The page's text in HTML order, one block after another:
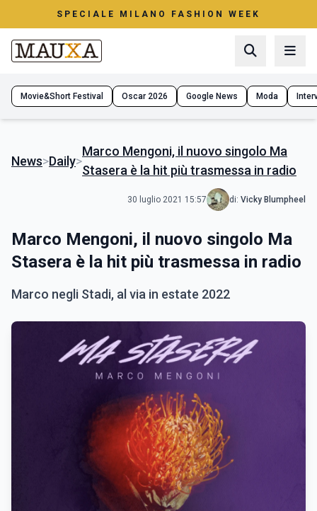
SPECIALE MILANO FASHION WEEK
Movie&Short Festival Oscar 2026 Google News Moda
News>Daily>
Marco Mengoni, il nuovo singolo Ma
Stasera è la hit più trasmessa in radio
30 luglio 2021 15:57 di: Vicky Blumpheel
Marco Mengoni, il nuovo singolo Ma
Stasera è la hit più trasmessa in radio
Marco negli Stadi, al via in estate 2022